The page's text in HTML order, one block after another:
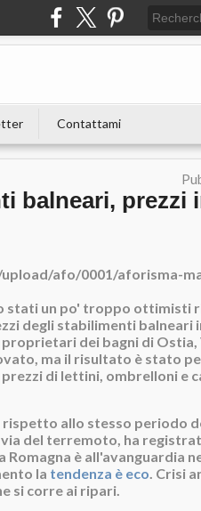
Contattami
balneari, prezzi
stati un po' troppo ottimisti
degli stabilimenti balneari
dei bagni di Ostia,
ma il risultato è stato
di lettini, ombrelloni e
allo stesso periodo
del terremoto, ha
Romagna è all'avanguardia
la tendenza è eco. Crisi
si corre ai ripari.